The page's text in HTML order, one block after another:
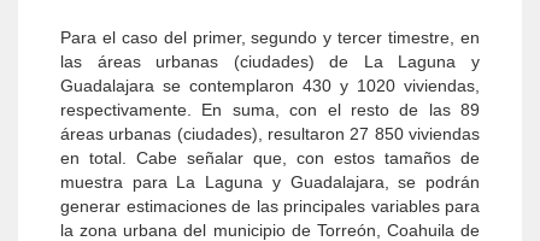
Para el caso del primer, segundo y tercer timestre, en
las áreas urbanas (ciudades) de La Laguna y
Guadalajara se contemplaron 430 y 1020 viviendas,
respectivamente. En suma, con el resto de las 89
áreas urbanas (ciudades), resultaron 27 850 viviendas
en total. Cabe señalar que, con estos tamaños de
muestra para La Laguna y Guadalajara, se podrán
generar estimaciones de las principales variables para
la zona urbana del municipio de Torreón, Coahuila de